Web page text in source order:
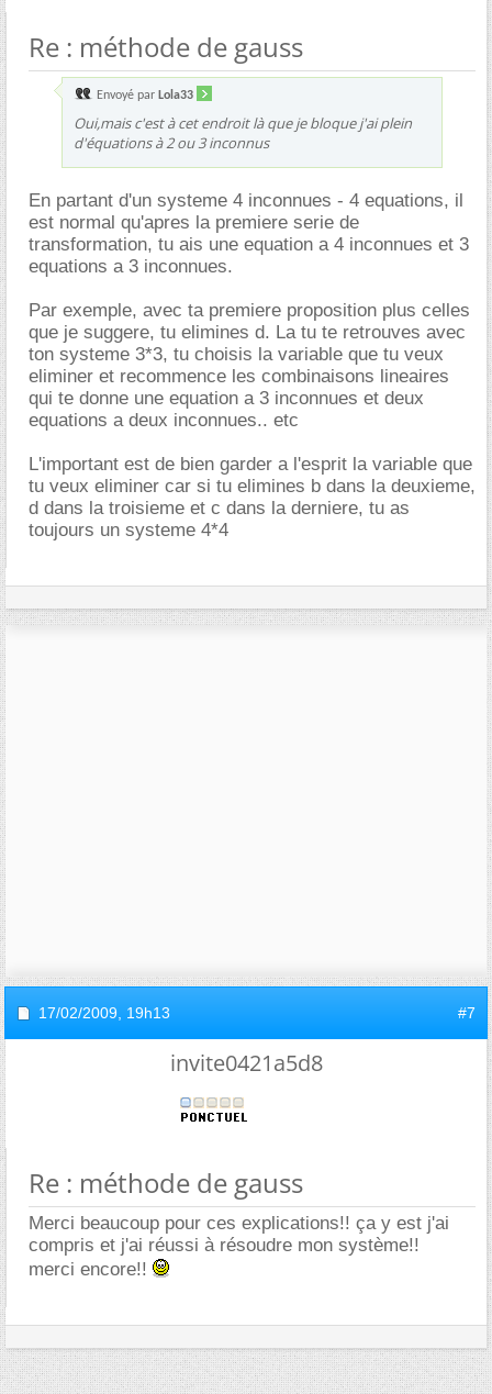
Re : méthode de gauss
Envoyé par Lola33
Oui,mais c'est à cet endroit là que je bloque j'ai plein
d'équations à 2 ou 3 inconnus
En partant d'un systeme 4 inconnues - 4 equations, il
est normal qu'apres la premiere serie de
transformation, tu ais une equation a 4 inconnues et 3
equations a 3 inconnues.
Par exemple, avec ta premiere proposition plus celles
que je suggere, tu elimines d. La tu te retrouves avec
ton systeme 3*3, tu choisis la variable que tu veux
eliminer et recommence les combinaisons lineaires
qui te donne une equation a 3 inconnues et deux
equations a deux inconnues.. etc
L'important est de bien garder a l'esprit la variable que
tu veux eliminer car si tu elimines b dans la deuxieme,
d dans la troisieme et c dans la derniere, tu as
toujours un systeme 4*4
17/02/2009, 19h13 #7
invite0421a5d8
Re : méthode de gauss
Merci beaucoup pour ces explications!! ça y est j'ai
compris et j'ai réussi à résoudre mon système!!
merci encore!!